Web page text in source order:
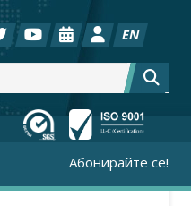
EN
Абонирайте се!